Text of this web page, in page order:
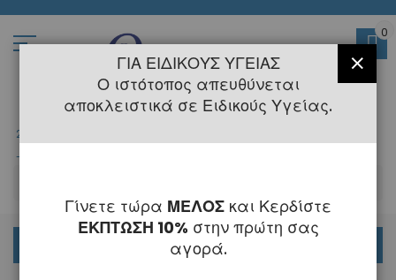
στο
2108145775
-
0
ΓΙΑ ΕΙΔΙΚΟΎΣ ΥΓΕΊΑΣ
Ο ιστότοπος απευθύνεται
αποκλειστικά σε Ειδικούς Υγείας.
Γίνετε τώρα ΜΕΛΟΣ και Κερδίστε
ΕΚΠΤΩΣΗ 10% στην πρώτη σας
αγορά.